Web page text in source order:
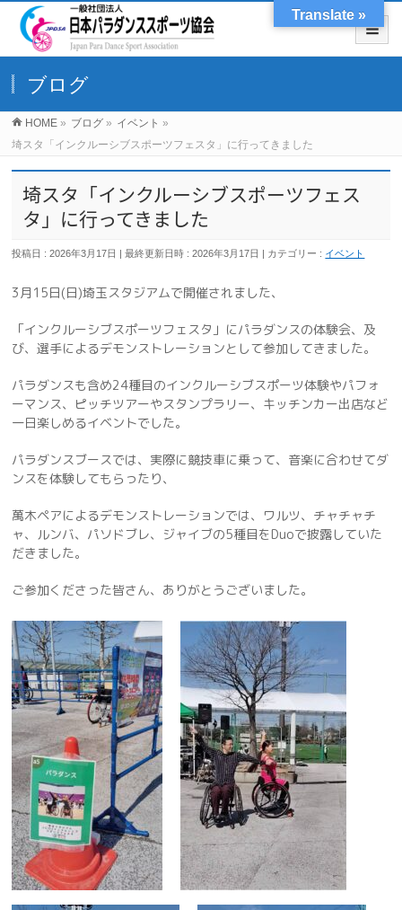
ブログ
HOME » ブログ » イベント »
埼スタ「インクルーシブスポーツフェスタ」に行ってきました
埼スタ「インクルーシブスポーツフェス
タ」に行ってきました
投稿日 : 2026年3月17日 最終更新日時 : 2026年3月17日 カテゴリー : イベント
3月15日(日)埼玉スタジアムで開催されました、
「インクルーシブスポーツフェスタ」にパラダンスの体験会、及
び、選手によるデモンストレーションとして参加してきました。
パラダンスも含め24種目のインクルーシブスポーツ体験やパフォ
ーマンス、ピッチツアーやスタンプラリー、キッチンカー出店など
一日楽しめるイベントでした。
パラダンスブースでは、実際に競技車に乗って、音楽に合わせてダ
ンスを体験してもらったり、
萬木ペアによるデモンストレーションでは、ワルツ、チャチャチ
ャ、ルンバ、パソドブレ、ジャイブの5種目をDuoで披露していた
だきました。
ご参加くださった皆さん、ありがとうございました。
Translate »